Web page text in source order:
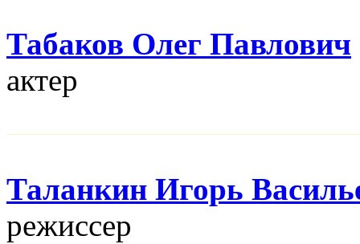
Табаков Олег Павлович
актер
Таланкин Игорь
режисcер